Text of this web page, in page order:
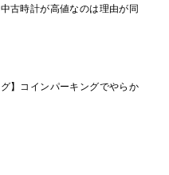
古時計が高値なのは理由が同
グ】コインパーキングでやらか